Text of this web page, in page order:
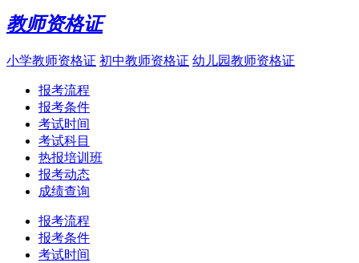
教师资格证
小学教师资格证 初中教师资格证 幼儿园教师资格证
报考流程
报考条件
考试时间
考试科目
热报培训班
报考动态
成绩查询
报考流程
报考条件
考试时间